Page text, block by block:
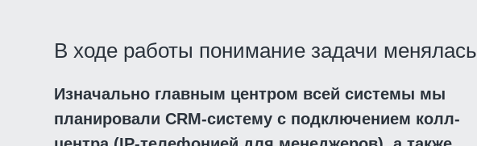
В ходе работы понимание задачи менялась
Изначально главным центром всей системы мы
планировали CRM-систему с подключением колл-